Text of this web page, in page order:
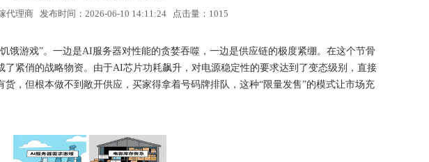
代理商 发布时间：2026-06-10 14:11:24 点击量： 1015
饿游戏”。一边是AI服务器对性能的贪婪吞噬，一边是供应链的极度紧绷。在这个节骨
了紧俏的战略物资。由于AI芯片功耗飙升，对电源稳定性的要求达到了变态级别，直接
，但根本做不到敞开供应，买家得拿着号码牌排队，这种“限量发售”的模式让市场充